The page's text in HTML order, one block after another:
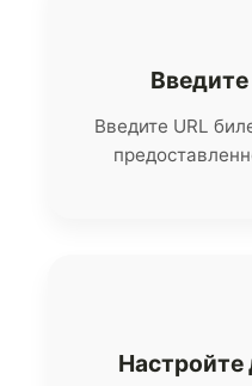
Введите
Введите URL
Настройте